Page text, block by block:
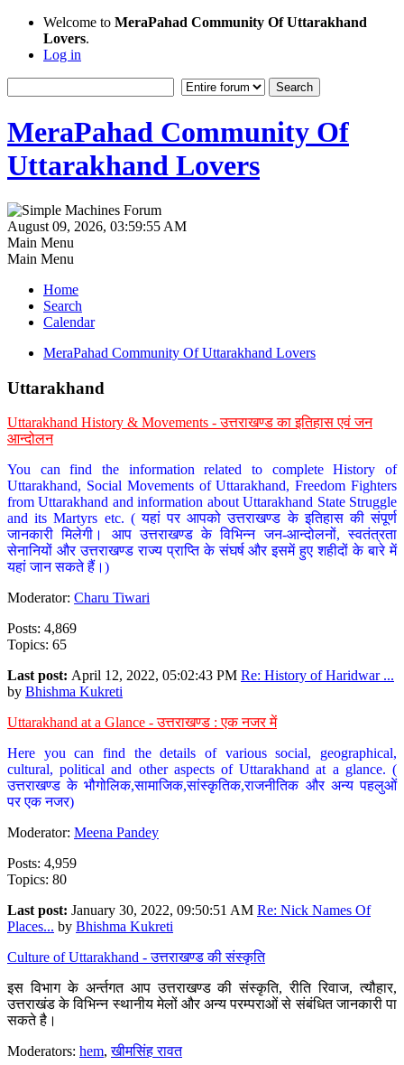
Welcome to MeraPahad Community Of Uttarakhand
Lovers.
Log in
MeraPahad Community Of
Uttarakhand Lovers
August 09, 2026, 03:59:55 AM
Main Menu
Main Menu
Home
Search
Calendar
MeraPahad Community Of Uttarakhand Lovers
Uttarakhand
Uttarakhand History & Movements - उत्तराखण्ड का इतिहास एवं जन
आन्दोलन
You can find the information related to complete History of
Uttarakhand, Social Movements of Uttarakhand, Freedom Fighters
from Uttarakhand and information about Uttarakhand State Struggle
and its Martyrs etc. ( यहां पर आपको उत्तराखण्ड के इतिहास की संपूर्ण
जानकारी मिलेगी। आप उत्तराखण्ड के विभिन्न जन-आन्दोलनों, स्वतंत्रता
सेनानियों और उत्तराखण्ड राज्य प्राप्ति के संघर्ष और इसमें हुए शहीदों के बारे में
यहां जान सकते हैं।)
Moderator: Charu Tiwari
Posts: 4,869
Topics: 65
Last post: April 12, 2022, 05:02:43 PM Re: History of Haridwar ...
by Bhishma Kukreti
Uttarakhand at a Glance - उत्तराखण्ड : एक नजर में
Here you can find the details of various social, geographical,
cultural, political and other aspects of Uttarakhand at a glance. (
उत्तराखण्ड के भौगोलिक,सामाजिक,सांस्कृतिक,राजनीतिक और अन्य पहलुओं
पर एक नजर)
Moderator: Meena Pandey
Posts: 4,959
Topics: 80
Last post: January 30, 2022, 09:50:51 AM Re: Nick Names Of
Places... by Bhishma Kukreti
Culture of Uttarakhand - उत्तराखण्ड की संस्कृति
इस विभाग के अर्न्तगत आप उत्तराखण्ड की संस्कृति, रीति रिवाज, त्यौहार,
उत्तराखंड के विभिन्न स्थानीय मेलों और अन्य परम्पराओं से संबंधित जानकारी पा
सकते है।
Moderators: hem,खीमसिंह रावत